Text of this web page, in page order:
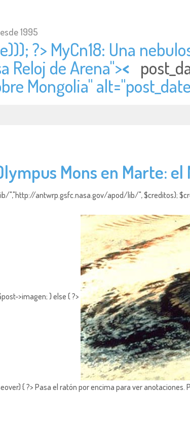
1995
?> MyCn18: Una
Reloj de Arena"><
Mongolia" alt="
Mons en Marte: el
","http://antwrp.gsfc.nasa.gov/apod/lib/", $creditos);
>imagen; } else { ?>
{ ?> Pasa el ratón por encima para ver anotaciones.